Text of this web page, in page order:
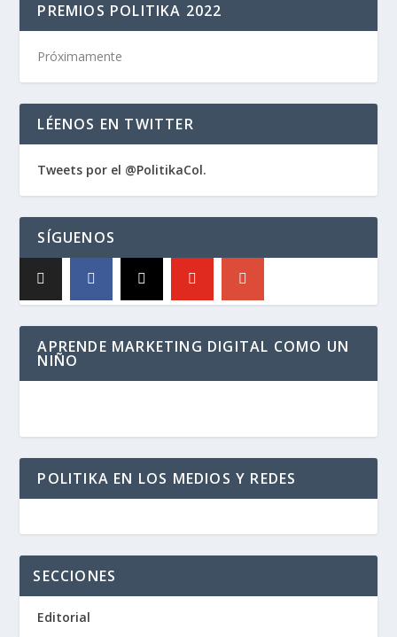
PREMIOS POLITIKA 2022
Próximamente
LÉENOS EN TWITTER
Tweets por el @PolitikaCol.
SÍGUENOS
APRENDE MARKETING DIGITAL COMO UN
NIÑO
POLITIKA EN LOS MEDIOS Y REDES
SECCIONES
Editorial